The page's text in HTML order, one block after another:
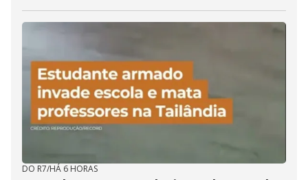
DO R7/HÁ 6 HORAS